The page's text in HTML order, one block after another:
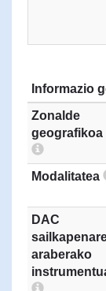
Informazio
Zonalde
geografikoa
Modalitatea
DAC
araberako